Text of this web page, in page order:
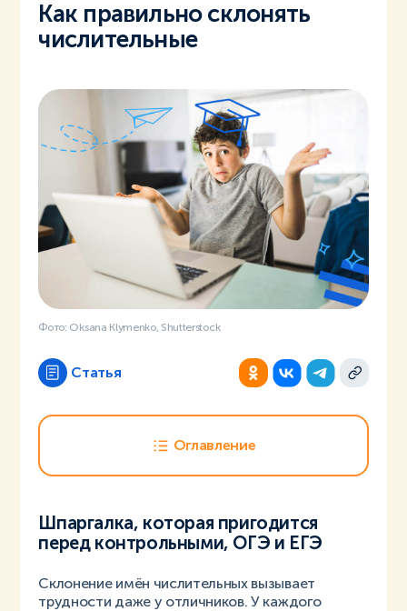
Как правильно склонять
числительные
Фото: Oksana Klymenko, Shutterstock
Статья
Оглавление
Шпаргалка, которая пригодится
перед контрольными, ОГЭ и ЕГЭ
Склонение имён числительных вызывает
трудности даже у отличников. У каждого